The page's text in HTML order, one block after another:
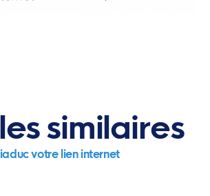
similaires
votre lien internet